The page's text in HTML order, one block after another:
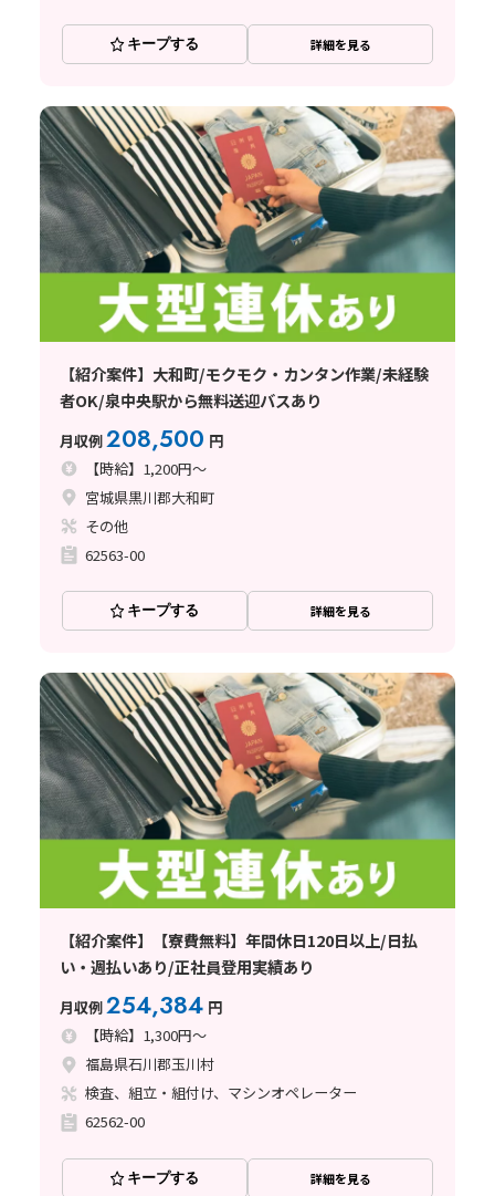
キープする 詳細を見る
【紹介案件】大和町/モクモク・カンタン作業/未経験
者OK/泉中央駅から無料送迎バスあり
月収例208,500 円
【時給】1,200円～
宮城県黒川郡大和町
その他
62563-00
キープする 詳細を見る
【紹介案件】【寮費無料】年間休日120日以上/日払
い・週払いあり/正社員登用実績あり
月収例254,384 円
【時給】1,300円～
福島県石川郡玉川村
検査、組立・組付け、マシンオペレーター
62562-00
キープする 詳細を見る